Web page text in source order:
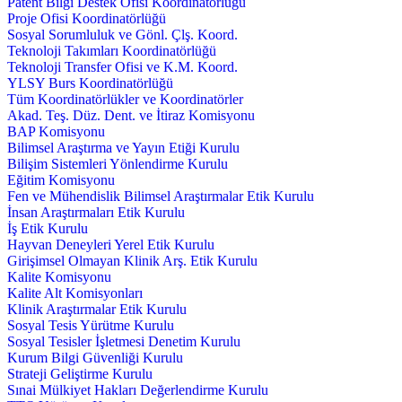
Proje Ofisi Koordinatörlüğü
Sosyal Sorumluluk ve Gönl. Çlş. Koord.
Teknoloji Takımları Koordinatörlüğü
Teknoloji Transfer Ofisi ve K.M. Koord.
YLSY Burs Koordinatörlüğü
Tüm Koordinatörlükler ve Koordinatörler
Akad. Teş. Düz. Dent. ve İtiraz Komisyonu
BAP Komisyonu
Bilimsel Araştırma ve Yayın Etiği Kurulu
Bilişim Sistemleri Yönlendirme Kurulu
Eğitim Komisyonu
Fen ve Mühendislik Bilimsel Araştırmalar Etik Kurulu
İnsan Araştırmaları Etik Kurulu
İş Etik Kurulu
Hayvan Deneyleri Yerel Etik Kurulu
Girişimsel Olmayan Klinik Arş. Etik Kurulu
Kalite Komisyonu
Kalite Alt Komisyonları
Klinik Araştırmalar Etik Kurulu
Sosyal Tesis Yürütme Kurulu
Sosyal Tesisler İşletmesi Denetim Kurulu
Kurum Bilgi Güvenliği Kurulu
Strateji Geliştirme Kurulu
Sınai Mülkiyet Hakları Değerlendirme Kurulu